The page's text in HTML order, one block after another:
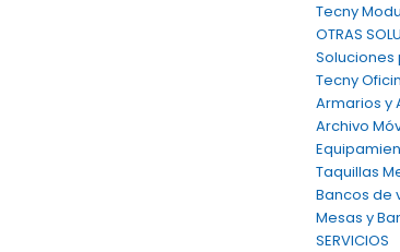
Tecny
OTRAS
Soluciones
Tecny
Armarios y
Archivo
Taquillas
Bancos de
Mesas y
SERVICIOS